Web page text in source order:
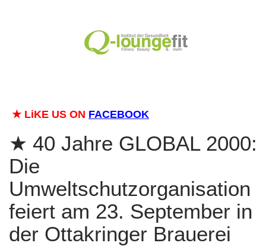
★ LiKE US ON FACEBOOK
40 Jahre GLOBAL 2000:
Die
Umweltschutzorganisation
feiert am 23. September in
der Ottakringer Brauerei